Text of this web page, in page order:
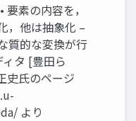
素の内容を，
，他は抽象化 –
質的な変換が行
ィタ [豊田ら
史氏のページ
より